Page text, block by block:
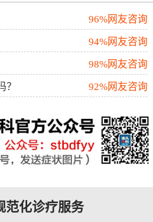
96%网友咨询
94%网友咨询
98%网友咨询
92%网友咨询
范化诊疗服务